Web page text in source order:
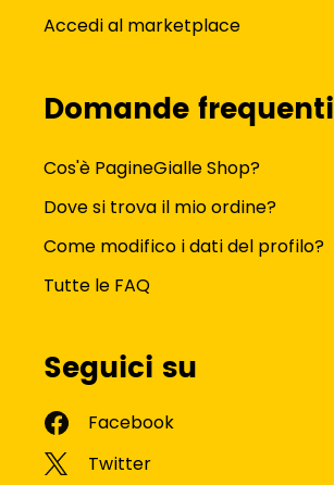
Accedi al marketplace
Domande frequenti
Cos'è PagineGialle Shop?
Dove si trova il mio ordine?
Come modifico i dati del profilo?
Tutte le FAQ
Seguici su